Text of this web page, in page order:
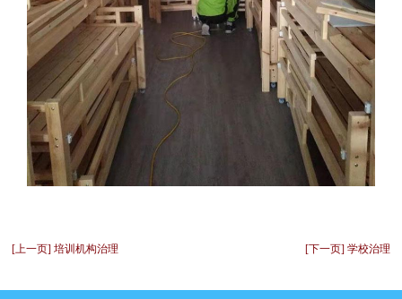
[上一页] 培训机构治理 [下一页] 学校治理